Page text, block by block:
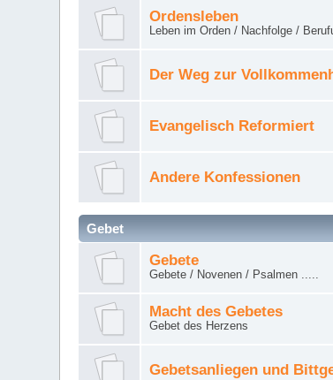
Ordensleben
Leben im Orden / Nachfolge /
Der Weg zur
Evangelisch Reformiert
Andere Konfessionen
Gebet
Gebete
Gebete / Novenen / Psalmen .....
Macht des Gebetes
Gebet des Herzens
Gebetsanliegen und